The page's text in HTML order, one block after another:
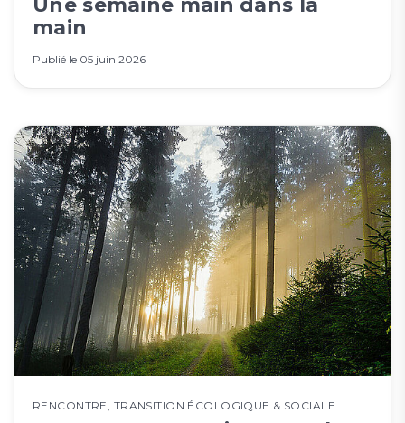
Une semaine main dans la
main
Publié le 05 juin 2026
RENCONTRE, TRANSITION ÉCOLOGIQUE & SOCIALE